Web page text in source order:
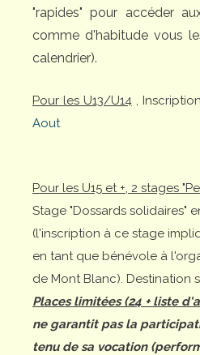
"rapides" pour accéder
comme d'habitude vous
calendrier).
Pour les U13/U14,
Aout
Pour les U15 et +, 2 stages
Stage "Dossards solidaires"
(l'inscription à ce stage
en tant que bénévole à
de Mont Blanc). Destination
Places limitées (24 + liste
ne garantit pas la
tenu de sa vocation